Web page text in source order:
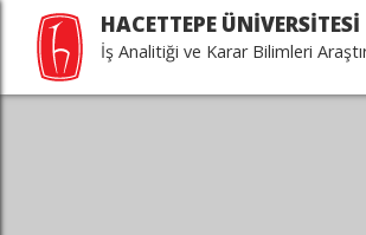
HACETTEPE ÜNİVERSİTESİ
İş Analitiği ve Karar Bilimleri